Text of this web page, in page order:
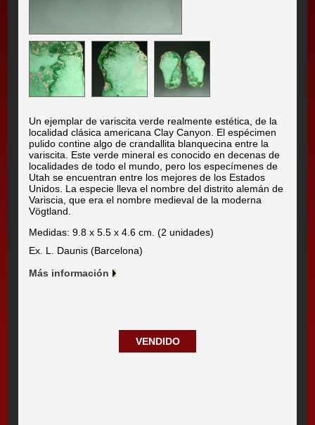
Un ejemplar de variscita verde realmente estética, de la
localidad clásica americana Clay Canyon. El espécimen
pulido contine algo de crandallita blanquecina entre la
variscita. Este verde mineral es conocido en decenas de
localidades de todo el mundo, pero los especímenes de
Utah se encuentran entre los mejores de los Estados
Unidos. La especie lleva el nombre del distrito alemán de
Variscia, que era el nombre medieval de la moderna
Vögtland.
Medidas: 9.8 x 5.5 x 4.6 cm. (2 unidades)
Ex. L. Daunis (Barcelona)
Más información
VENDIDO